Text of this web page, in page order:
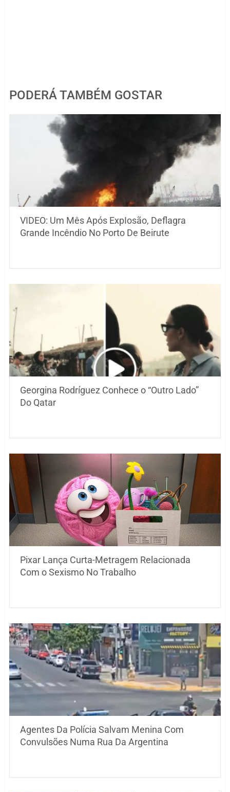
PODERÁ TAMBÉM GOSTAR
VIDEO: Um Mês Após ExpIosão, Deflagra
Grande Incêndio No Porto De Beirute
Georgina Rodríguez Conhece o “Outro Lado”
Do Qatar
Pixar Lança Curta-Metragem Relacionada
Com o Sexismo No Trabalho
Agentes Da Polícia Salvam Menina Com
Convulsões Numa Rua Da Argentina